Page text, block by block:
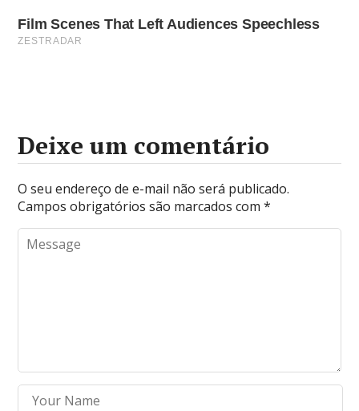
Deixe um comentário
O seu endereço de e-mail não será publicado.
Campos obrigatórios são marcados com*